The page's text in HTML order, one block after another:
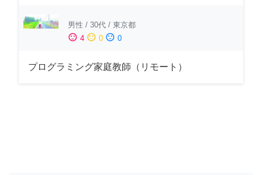
男性 / 30代 / 東京都
sentiment_satisfied 4 sentiment_neutral 0 sentiment_dissatisfied 0
プログラミング家庭教師（リモート）